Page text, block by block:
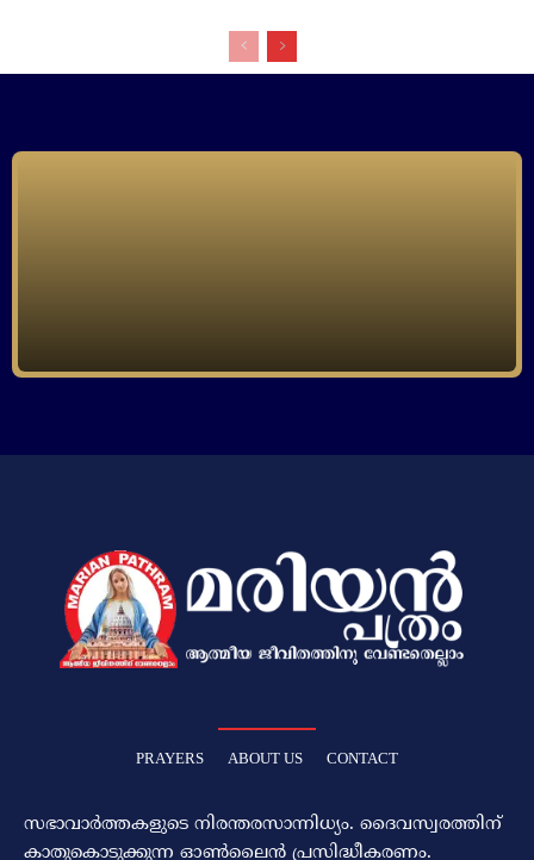
PRAYERS ABOUT US CONTACT
സഭാവാര്‍ത്തകളുടെ നിരന്തരസാന്നിധ്യം. ദൈവസ്വരത്തിന്‌
കാതുകൊടുക്കുന്ന ഓണ്‍ലൈന്‍ പ്രസിദ്ധീകരണം.